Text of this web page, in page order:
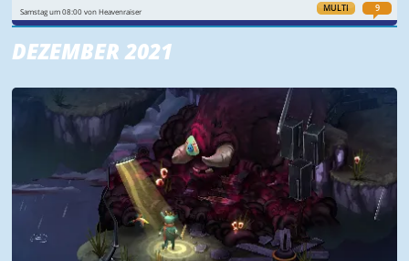
MULTI 9
Samstag um 08:00 von Heavenraiser
DEZEMBER 2021